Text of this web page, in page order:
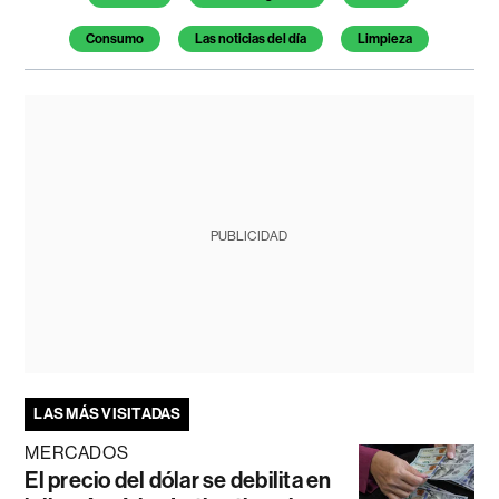
Consumo Las noticias del día Limpieza
PUBLICIDAD
LAS MÁS VISITADAS
MERCADOS
El precio del dólar se debilita en